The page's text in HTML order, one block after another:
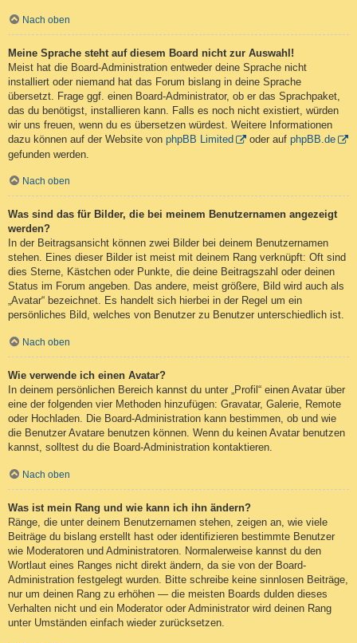
Nach oben
Meine Sprache steht auf diesem Board nicht zur Auswahl!
Meist hat die Board-Administration entweder deine Sprache nicht
installiert oder niemand hat das Forum bislang in deine Sprache
übersetzt. Frage ggf. einen Board-Administrator, ob er das Sprachpaket,
das du benötigst, installieren kann. Falls es noch nicht existiert, würden
wir uns freuen, wenn du es übersetzen würdest. Weitere Informationen
dazu können auf der Website von phpBB Limited oder auf phpBB.de
gefunden werden.
Nach oben
Was sind das für Bilder, die bei meinem Benutzernamen angezeigt
werden?
In der Beitragsansicht können zwei Bilder bei deinem Benutzernamen
stehen. Eines dieser Bilder ist meist mit deinem Rang verknüpft: Oft sind
dies Sterne, Kästchen oder Punkte, die deine Beitragszahl oder deinen
Status im Forum angeben. Das andere, meist größere, Bild wird auch als
„Avatar“ bezeichnet. Es handelt sich hierbei in der Regel um ein
persönliches Bild, welches von Benutzer zu Benutzer unterschiedlich ist.
Nach oben
Wie verwende ich einen Avatar?
In deinem persönlichen Bereich kannst du unter „Profil“ einen Avatar über
eine der folgenden vier Methoden hinzufügen: Gravatar, Galerie, Remote
oder Hochladen. Die Board-Administration kann bestimmen, ob und wie
die Benutzer Avatare benutzen können. Wenn du keinen Avatar benutzen
kannst, solltest du die Board-Administration kontaktieren.
Nach oben
Was ist mein Rang und wie kann ich ihn ändern?
Ränge, die unter deinem Benutzernamen stehen, zeigen an, wie viele
Beiträge du bislang erstellt hast oder identifizieren bestimmte Benutzer
wie Moderatoren und Administratoren. Normalerweise kannst du den
Wortlaut eines Ranges nicht direkt ändern, da sie von der Board-
Administration festgelegt wurden. Bitte schreibe keine sinnlosen Beiträge,
nur um deinen Rang zu erhöhen — die meisten Boards dulden dieses
Verhalten nicht und ein Moderator oder Administrator wird deinen Rang
unter Umständen einfach wieder zurücksetzen.